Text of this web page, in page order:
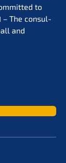
to
– The consul­
and